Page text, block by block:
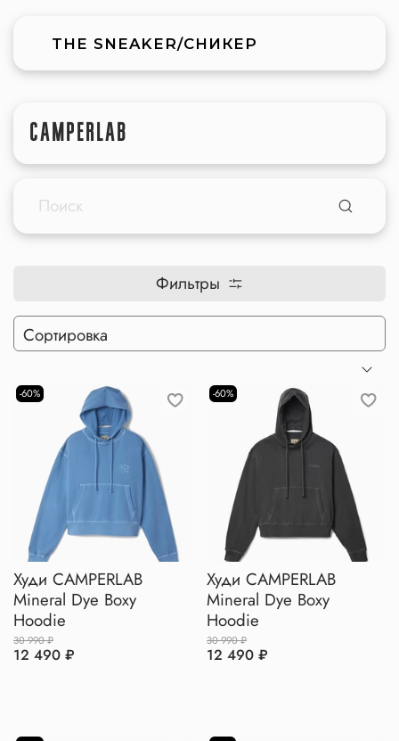
THE SNEAKER/СНИКЕР
CAMPERLAB
Фильтры
-60%
Худи CAMPERLAB
Mineral Dye Boxy
Hoodie
30 990 ₽
12 490 ₽
-60%
Худи CAMPERLAB
Mineral Dye Boxy
Hoodie
30 990 ₽
12 490 ₽